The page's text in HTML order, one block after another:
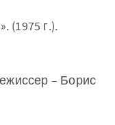
(1975 г.).
– Борис